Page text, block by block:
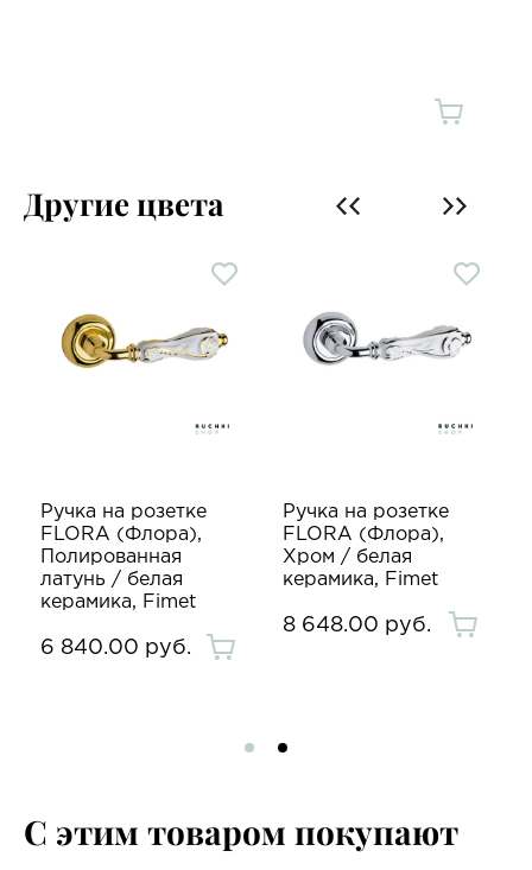
Другие цвета
Ручка на розетке
FLORA (Флора),
Полированная
латунь / белая
керамика, Fimet
6 840.00 руб.
Ручка на розетке
FLORA (Флора),
Хром / белая
керамика, Fimet
8 648.00 руб.
С этим товаром покупают